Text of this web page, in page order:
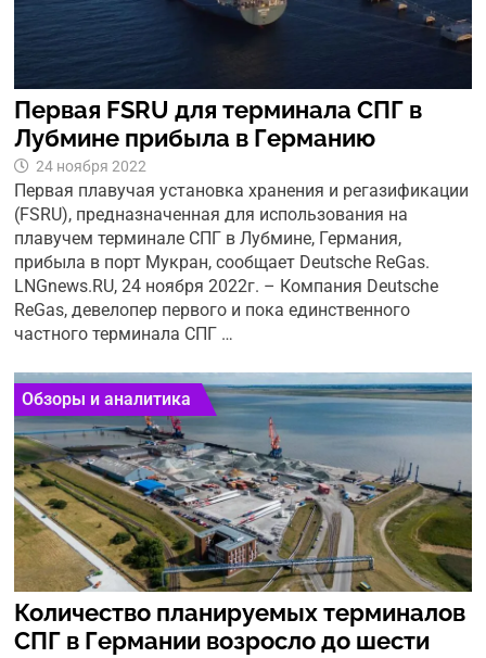
Первая FSRU для терминала СПГ в
Лубмине прибыла в Германию
24 ноября 2022
Первая плавучая установка хранения и регазификации
(FSRU), предназначенная для использования на
плавучем терминале СПГ в Лубмине, Германия,
прибыла в порт Мукран, сообщает Deutsche ReGas.
LNGnews.RU, 24 ноября 2022г. – Компания Deutsche
ReGas, девелопер первого и пока единственного
частного терминала СПГ …
Обзоры и аналитика
Количество планируемых терминалов
СПГ в Германии возросло до шести